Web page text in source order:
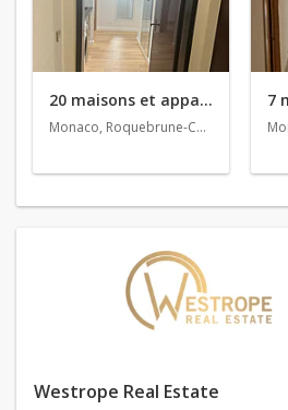
20 maisons et appartements en vente
Monaco, Roquebrune-Cap-Martin, Cap-d'Ail
Westrope Real Estate